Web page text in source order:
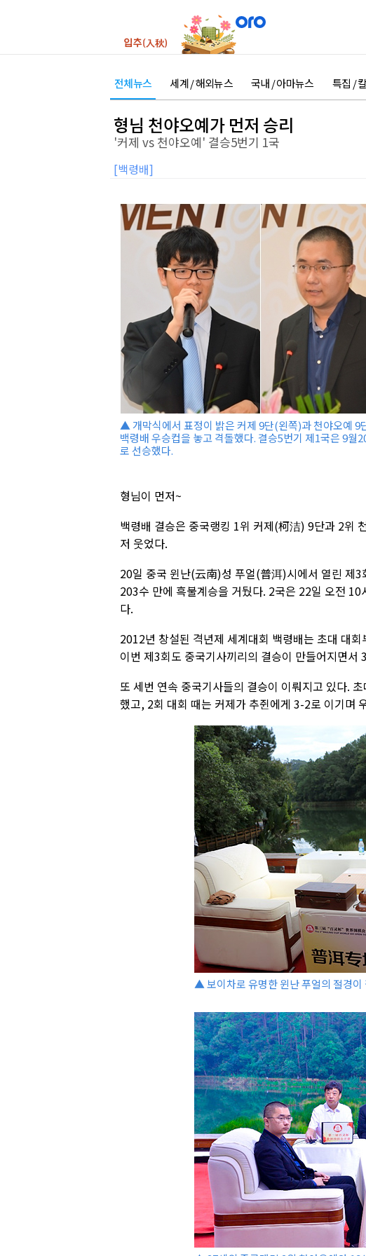
전체뉴스 세계 / 해외뉴스 국내 / 아마뉴스 특집 /
형님 천야오예가 먼저 승리
'커제 vs 천야오예' 결승5번기 1국
[백령배]
▲ 개막식에서 표정이 밝은 커제 9단(왼쪽)과 천야오예 9
백령배 우승컵을 놓고 격돌했다. 결승5번기 제1국은 9
로 선승했다.
형님이 먼저~
백령배 결승은 중국랭킹 1위 커제(柯洁) 9단과 2위
저 웃었다.
20일 중국 윈난(云南)성 푸얼(普洱)시에서 열린 제
203수 만에 흑불계승을 거뒀다. 2국은 22일 오전
다.
2012년 창설된 격년제 세계대회 백령배는 초대 대
이번 제3회도 중국기사끼리의 결승이 만들어지면서
또 세번 연속 중국기사들의 결승이 이뤄지고 있다.
했고, 2회 대회 때는 커제가 추쥔에게 3-2로 이기며
▲ 보이차로 유명한 윈난 푸얼의 절경